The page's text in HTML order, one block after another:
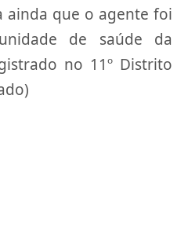
ainda que o agente foi
de saúde da
no 11º Distrito